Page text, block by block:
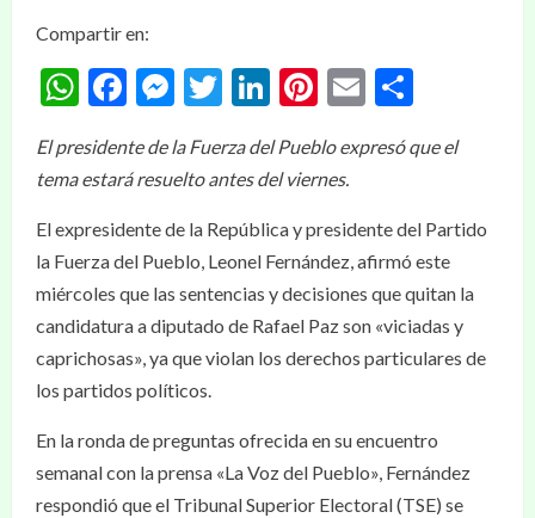
Compartir en:
WhatsApp
Facebook
Messenger
Twitter
LinkedIn
Pinterest
Email
El presidente de la Fuerza del Pueblo expresó que el
tema estará resuelto antes del viernes.
El expresidente de la República y presidente del Partido
la Fuerza del Pueblo, Leonel Fernández, afirmó este
miércoles que las sentencias y decisiones que quitan la
candidatura a diputado de Rafael Paz son «viciadas y
caprichosas», ya que violan los derechos particulares de
los partidos políticos.
En la ronda de preguntas ofrecida en su encuentro
semanal con la prensa «La Voz del Pueblo», Fernández
respondió que el Tribunal Superior Electoral (TSE) se